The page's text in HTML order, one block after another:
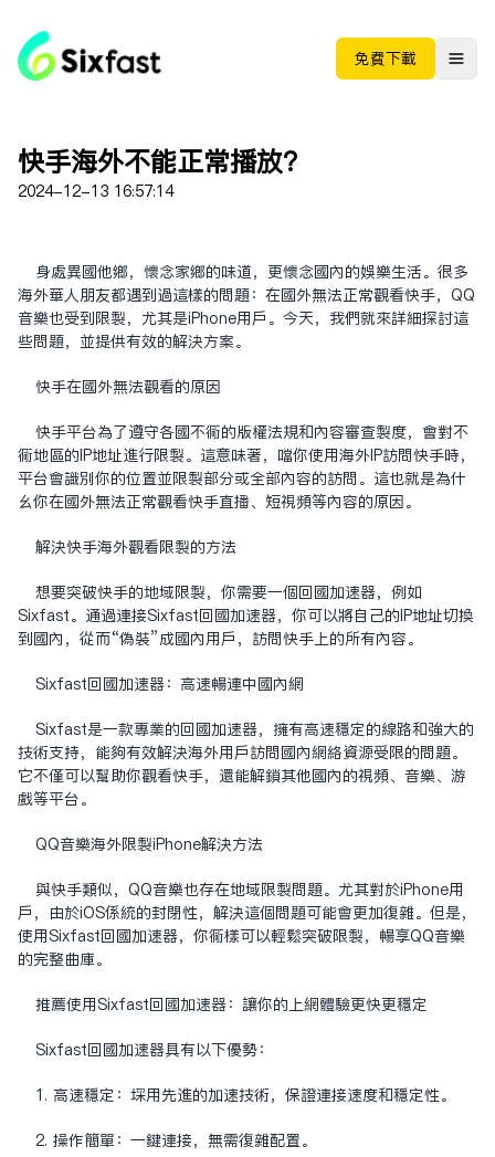
免费下载
快手海外不能正常播放？
2024-12-13 16:57:14
身处异国他乡，怀念家乡的味道，更怀念国内的娱乐生活。很多
海外华人朋友都遇到过这样的问题：在国外无法正常观看快手，QQ
音乐也受到限制，尤其是iPhone用户。今天，我们就来详细探讨这
些问题，并提供有效的解决方案。
快手在国外无法观看的原因
快手平台为了遵守各国不同的版权法规和内容审查制度，会对不
同地区的IP地址进行限制。这意味着，当你使用海外IP访问快手时，
平台会识别你的位置并限制部分或全部内容的访问。这也就是为什
么你在国外无法正常观看快手直播、短视频等内容的原因。
解决快手海外观看限制的方法
想要突破快手的地域限制，你需要一个回国加速器，例如
Sixfast。通过连接Sixfast回国加速器，你可以将自己的IP地址切换
到国内，从而“伪装”成国内用户，访问快手上的所有内容。
Sixfast回国加速器：高速畅连中国内网
Sixfast是一款专业的回国加速器，拥有高速稳定的线路和强大的
技术支持，能够有效解决海外用户访问国内网络资源受限的问题。
它不仅可以帮助你观看快手，还能解锁其他国内的视频、音乐、游
戏等平台。
QQ音乐海外限制iPhone解决方法
与快手类似，QQ音乐也存在地域限制问题。尤其对于iPhone用
户，由于iOS系统的封闭性，解决这个问题可能会更加复杂。但是，
使用Sixfast回国加速器，你同样可以轻松突破限制，畅享QQ音乐
的完整曲库。
推荐使用Sixfast回国加速器：让你的上网体验更快更稳定
Sixfast回国加速器具有以下优势：
1. 高速稳定：采用先进的加速技术，保证连接速度和稳定性。
2. 操作简单：一键连接，无需复杂配置。